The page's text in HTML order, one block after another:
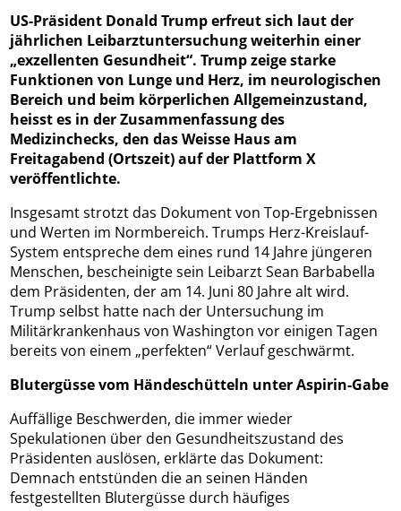
US-Präsident Donald Trump erfreut sich laut der
jährlichen Leibarztuntersuchung weiterhin einer
„exzellenten Gesundheit“. Trump zeige starke
Funktionen von Lunge und Herz, im neurologischen
Bereich und beim körperlichen Allgemeinzustand,
heisst es in der Zusammenfassung des
Medizinchecks, den das Weisse Haus am
Freitagabend (Ortszeit) auf der Plattform X
veröffentlichte.
Insgesamt strotzt das Dokument von Top-Ergebnissen
und Werten im Normbereich. Trumps Herz-Kreislauf-
System entspreche dem eines rund 14 Jahre jüngeren
Menschen, bescheinigte sein Leibarzt Sean Barbabella
dem Präsidenten, der am 14. Juni 80 Jahre alt wird.
Trump selbst hatte nach der Untersuchung im
Militärkrankenhaus von Washington vor einigen Tagen
bereits von einem „perfekten“ Verlauf geschwärmt.
Blutergüsse vom Händeschütteln unter Aspirin-Gabe
Auffällige Beschwerden, die immer wieder
Spekulationen über den Gesundheitszustand des
Präsidenten auslösen, erklärte das Dokument:
Demnach entstünden die an seinen Händen
festgestellten Blutergüsse durch häufiges